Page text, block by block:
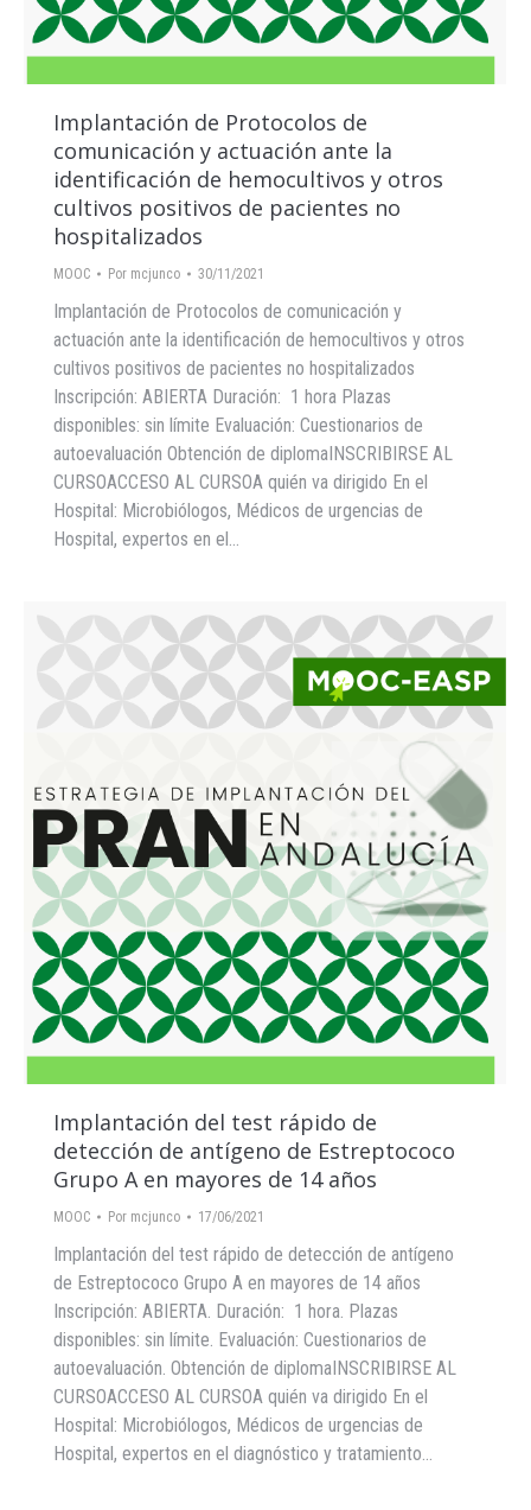
Implantación de Protocolos de
comunicación y actuación ante la
identificación de hemocultivos y otros
cultivos positivos de pacientes no
hospitalizados
MOOC Por mcjunco 30/11/2021
Implantación de Protocolos de comunicación y
actuación ante la identificación de hemocultivos y otros
cultivos positivos de pacientes no hospitalizados
Inscripción: ABIERTA Duración: 1 hora Plazas
disponibles: sin límite Evaluación: Cuestionarios de
autoevaluación Obtención de diplomaINSCRIBIRSE AL
CURSOACCESO AL CURSOA quién va dirigido En el
Hospital: Microbiólogos, Médicos de urgencias de
Hospital, expertos en el…
Implantación del test rápido de
detección de antígeno de Estreptococo
Grupo A en mayores de 14 años
MOOC Por mcjunco 17/06/2021
Implantación del test rápido de detección de antígeno
de Estreptococo Grupo A en mayores de 14 años
Inscripción: ABIERTA. Duración: 1 hora. Plazas
disponibles: sin límite. Evaluación: Cuestionarios de
autoevaluación. Obtención de diplomaINSCRIBIRSE AL
CURSOACCESO AL CURSOA quién va dirigido En el
Hospital: Microbiólogos, Médicos de urgencias de
Hospital, expertos en el diagnóstico y tratamiento…